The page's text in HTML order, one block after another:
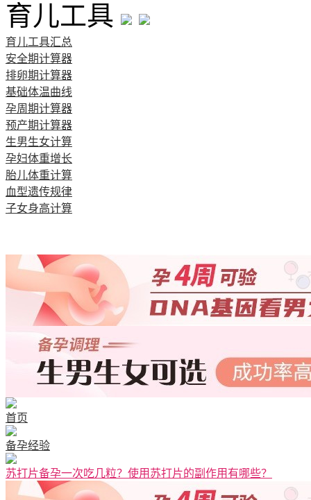
育儿工具
育儿工具汇总
安全期计算器
排卵期计算器
基础体温曲线
孕周期计算器
预产期计算器
生男生女计算
孕妇体重增长
胎儿体重计算
血型遗传规律
子女身高计算
首页
备孕经验
苏打片备孕一次吃几粒？使用苏打片的副作用有哪些？